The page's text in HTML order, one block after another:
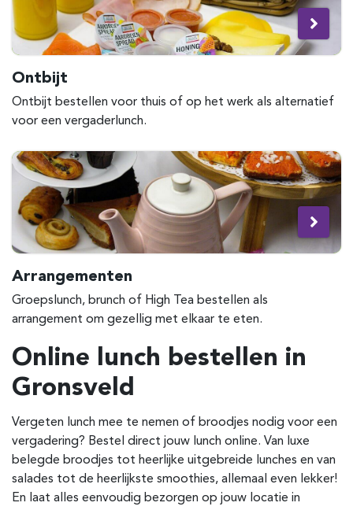
Ontbijt
Ontbijt bestellen voor thuis of op het werk als alternatief
voor een vergaderlunch.
Arrangementen
Groepslunch, brunch of High Tea bestellen als
arrangement om gezellig met elkaar te eten.
Online lunch bestellen in
Gronsveld
Vergeten lunch mee te nemen of broodjes nodig voor een
vergadering? Bestel direct jouw lunch online. Van luxe
belegde broodjes tot heerlijke uitgebreide lunches en van
salades tot de heerlijkste smoothies, allemaal even lekker!
En laat alles eenvoudig bezorgen op jouw locatie in